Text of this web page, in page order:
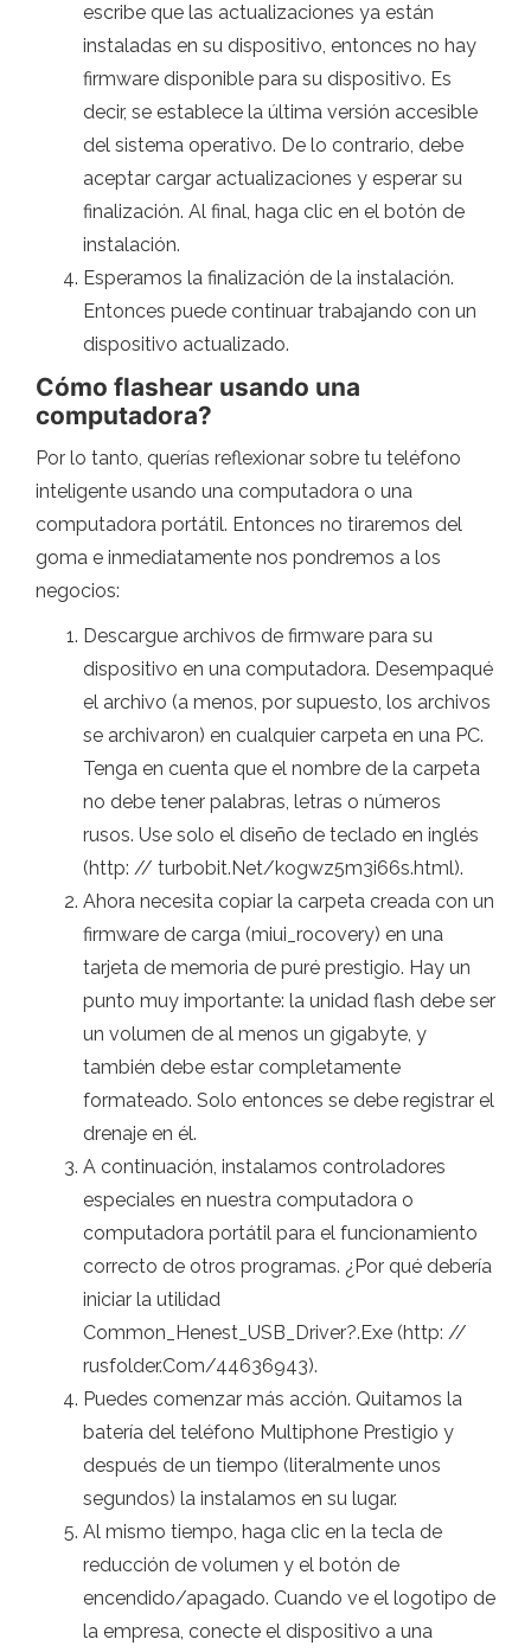
escribe que las actualizaciones ya están
instaladas en su dispositivo, entonces no hay
firmware disponible para su dispositivo. Es
decir, se establece la última versión accesible
del sistema operativo. De lo contrario, debe
aceptar cargar actualizaciones y esperar su
finalización. Al final, haga clic en el botón de
instalación.
Esperamos la finalización de la instalación.
Entonces puede continuar trabajando con un
dispositivo actualizado.
Cómo flashear usando una
computadora?
Por lo tanto, querías reflexionar sobre tu teléfono
inteligente usando una computadora o una
computadora portátil. Entonces no tiraremos del
goma e inmediatamente nos pondremos a los
negocios:
Descargue archivos de firmware para su
dispositivo en una computadora. Desempaqué
el archivo (a menos, por supuesto, los archivos
se archivaron) en cualquier carpeta en una PC.
Tenga en cuenta que el nombre de la carpeta
no debe tener palabras, letras o números
rusos. Use solo el diseño de teclado en inglés
(http: // turbobit.Net/kogwz5m3i66s.html).
Ahora necesita copiar la carpeta creada con un
firmware de carga (miui_rocovery) en una
tarjeta de memoria de puré prestigio. Hay un
punto muy importante: la unidad flash debe ser
un volumen de al menos un gigabyte, y
también debe estar completamente
formateado. Solo entonces se debe registrar el
drenaje en él.
A continuación, instalamos controladores
especiales en nuestra computadora o
computadora portátil para el funcionamiento
correcto de otros programas. ¿Por qué debería
iniciar la utilidad
Common_Henest_USB_Driver?.Exe (http: //
rusfolder.Com/44636943).
Puedes comenzar más acción. Quitamos la
batería del teléfono Multiphone Prestigio y
después de un tiempo (literalmente unos
segundos) la instalamos en su lugar.
Al mismo tiempo, haga clic en la tecla de
reducción de volumen y el botón de
encendido/apagado. Cuando ve el logotipo de
la empresa, conecte el dispositivo a una